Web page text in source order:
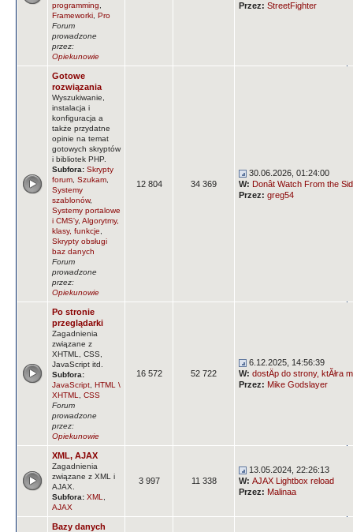
programming
Frameworki Pro
Forum
prowadzone
przez:
Opiekunowie
Przez: StreetFighter
Gotowe
rozwiązania
Wyszukiwanie,
instalacja i
konfiguracja a
także przydatne
opinie na temat
gotowych skryptów
i bibliotek PHP.
Subfora: Skrypty
forum Szukam
Systemy
szablonów,
Systemy portalowe
i CMS'y, Algorytmy,
klasy, funkcje
Skrypty obsługi
baz danych
Forum
prowadzone
przez:
Opiekunowie
12 804 34 369
30.06.2026, 01:24:00
W: Donât Watch From the
Przez: greg54
Po stronie
przeglądarki
Zagadnienia
związane z
XHTML, CSS,
JavaScript itd.
Subfora:
JavaScript HTML \
XHTML
CSS
Forum
prowadzone
przez:
Opiekunowie
16 572 52 722
6.12.2025, 14:56:39
W: dostÄp do strony, ktĂłra
Przez: Mike Godslayer
XML, AJAX
Zagadnienia
związane z XML i
AJAX.
Subfora: XML
AJAX
3 997 11 338
13.05.2024, 22:26:13
W: AJAX Lightbox reload
Przez: Malinaa
Bazy danych